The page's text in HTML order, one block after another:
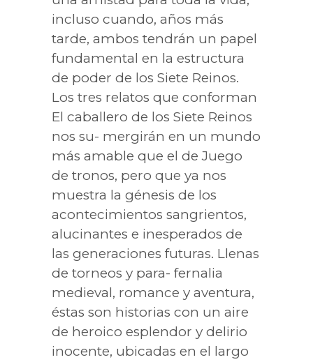
incluso cuando, años más
tarde, ambos tendrán un papel
fundamental en la estructura
de poder de los Siete Reinos.
Los tres relatos que conforman
El caballero de los Siete Reinos
nos su- mergirán en un mundo
más amable que el de Juego
de tronos, pero que ya nos
muestra la génesis de los
acontecimientos sangrientos,
alucinantes e inesperados de
las generaciones futuras. Llenas
de torneos y para- fernalia
medieval, romance y aventura,
éstas son historias con un aire
de heroico esplendor y delirio
inocente, ubicadas en el largo